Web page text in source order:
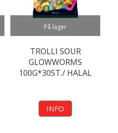
På lager
TROLLI SOUR
GLOWWORMS
100G*30ST./ HALAL
INFO